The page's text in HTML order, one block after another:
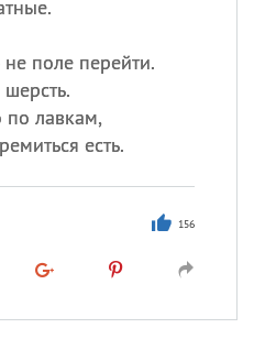
поле перейти.
по лавкам,
есть.
156